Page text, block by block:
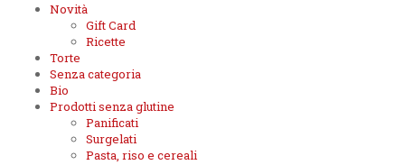
Novità
Gift Card
Ricette
Torte
Senza categoria
Bio
Prodotti senza glutine
Panificati
Surgelati
Pasta, riso e cereali